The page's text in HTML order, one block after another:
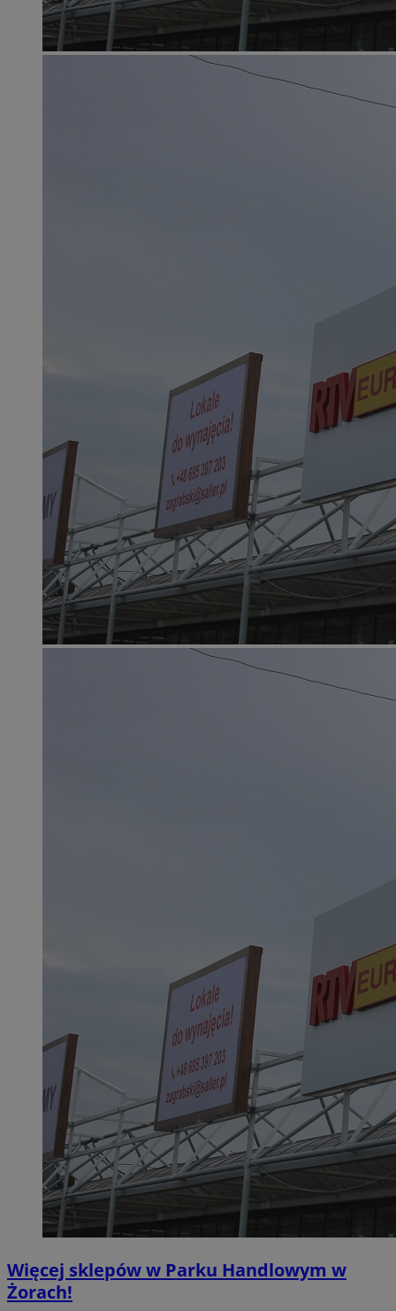
Więcej sklepów w Parku Handlowym w
Żorach!